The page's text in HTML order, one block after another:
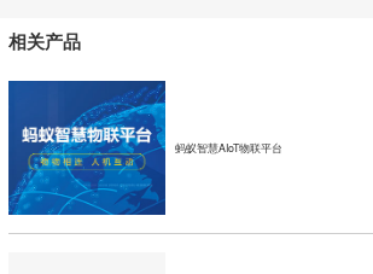
相关产品
蚂蚁智慧AIoT物联平台